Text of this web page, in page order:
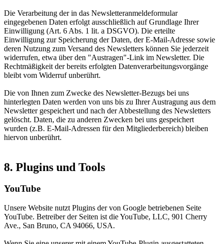
Die Verarbeitung der in das Newsletteranmeldeformular
eingegebenen Daten erfolgt ausschließlich auf Grundlage Ihrer
Einwilligung (Art. 6 Abs. 1 lit. a DSGVO). Die erteilte
Einwilligung zur Speicherung der Daten, der E-Mail-Adresse sowie
deren Nutzung zum Versand des Newsletters können Sie jederzeit
widerrufen, etwa über den "Austragen"-Link im Newsletter. Die
Rechtmäßigkeit der bereits erfolgten Datenverarbeitungsvorgänge
bleibt vom Widerruf unberührt.
Die von Ihnen zum Zwecke des Newsletter-Bezugs bei uns
hinterlegten Daten werden von uns bis zu Ihrer Austragung aus dem
Newsletter gespeichert und nach der Abbestellung des Newsletters
gelöscht. Daten, die zu anderen Zwecken bei uns gespeichert
wurden (z.B. E-Mail-Adressen für den Mitgliederbereich) bleiben
hiervon unberührt.
8. Plugins und Tools
YouTube
Unsere Website nutzt Plugins der von Google betriebenen Seite
YouTube. Betreiber der Seiten ist die YouTube, LLC, 901 Cherry
Ave., San Bruno, CA 94066, USA.